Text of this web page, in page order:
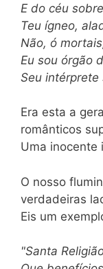
E do céu
Teu ígneo,
Não, ó
Eu sou órgão
Seu
Era esta a
românticos
Uma inocente
O nosso
verdadeiras
Eis um
"Santa